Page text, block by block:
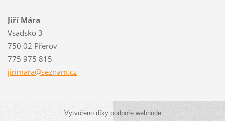
Jiří Mára
Vsadsko 3
750 02 Přerov
775 975 815
jirimara@seznam.cz
Vytvořeno díky podpoře webnode